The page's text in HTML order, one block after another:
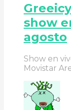
show
agosto
Show en
Movistar